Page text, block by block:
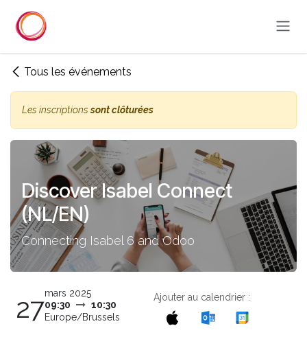
Tous les événements
Les inscriptionssont clôturées
Discover Isabel Connect
(NL/EN)
Connecting Isabel 6 and Odoo
27mars 2025
09:30
10:30
Europe/Brussels
Ajouter au calendrier :